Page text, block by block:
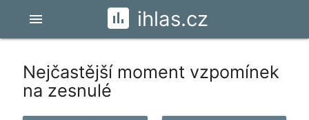
ihlas.cz
menu
Nejčastější moment vzpomínek
na zesnulé